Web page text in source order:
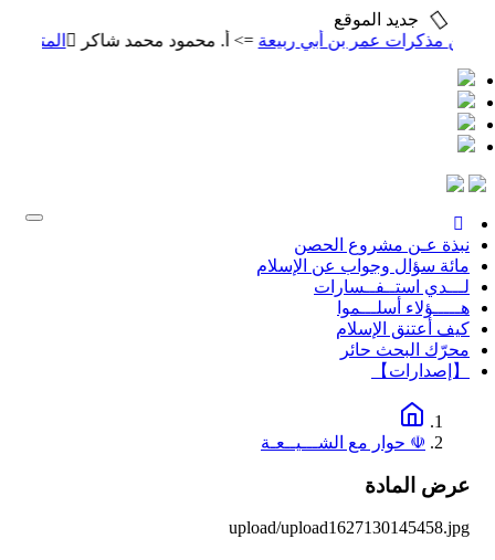
جديد الموقع
المتنبي=> مذكرات عمر بن أبي ربيعة=> أ. محمود محمد شاكر
نبذة عـن مشروع الحصن
مائة سؤال وجواب عن الإسلام
لـــدي استــفــسارات
هـــــؤلاء أسلـــموا
كيف أعتنق الإسلام
محرّك البحث حائر
【إصدارات】
☫ حوار مع الشـــيــعـة
عرض المادة
upload/upload1627130145458.jpg